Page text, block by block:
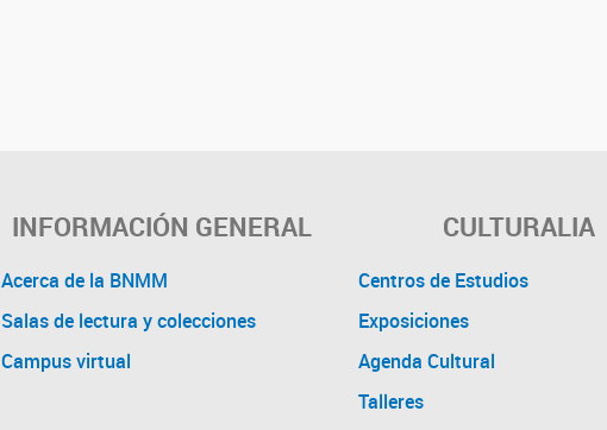
INFORMACIÓN GENERAL
Acerca de la BNMM
Salas de lectura y colecciones
Campus virtual
CULTURALIA
Centros de Estudios
Exposiciones
Agenda Cultural
Talleres